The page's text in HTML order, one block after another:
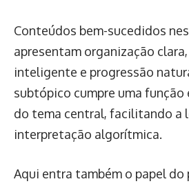
Conteúdos bem-sucedidos
apresentam organização
inteligente e progressão
subtópico cumpre uma
do tema central, facilitando a
interpretação algorítmica.
Aqui entra também o papel do